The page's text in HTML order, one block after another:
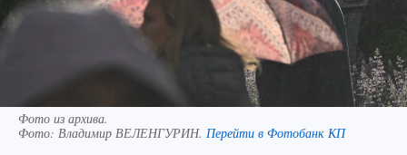
Фото из архива.
Фото: Владимир ВЕЛЕНГУРИН. Перейти в Фотобанк КП